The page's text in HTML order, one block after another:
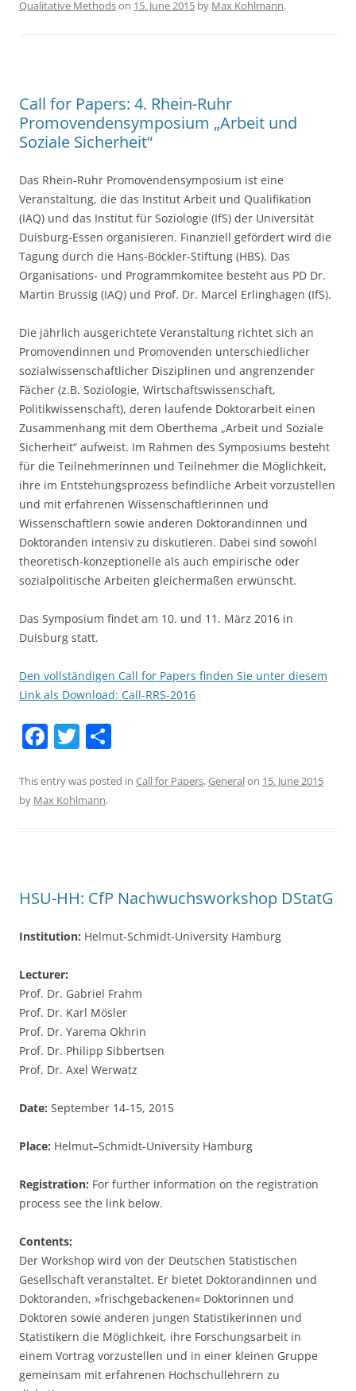
e
o
k
er e
Qualitative Methodson 15. June 2015 by Max Kohlmann.
Call for Papers: 4. Rhein-Ruhr
Promovendensymposium „Arbeit und
Soziale Sicherheit“
Das Rhein-Ruhr Promovendensymposium ist eine
Veranstaltung, die das Institut Arbeit und Qualifikation
(IAQ) und das Institut für Soziologie (IfS) der Universität
Duisburg-Essen organisieren. Finanziell gefördert wird die
Tagung durch die Hans-Böckler-Stiftung (HBS). Das
Organisations- und Programmkomitee besteht aus PD Dr.
Martin Brussig (IAQ) und Prof. Dr. Marcel Erlinghagen (IfS).
Die jährlich ausgerichtete Veranstaltung richtet sich an
Promovendinnen und Promovenden unterschiedlicher
sozialwissenschaftlicher Disziplinen und angrenzender
Fächer (z.B. Soziologie, Wirtschaftswissenschaft,
Politikwissenschaft), deren laufende Doktorarbeit einen
Zusammenhang mit dem Oberthema „Arbeit und Soziale
Sicherheit“ aufweist. Im Rahmen des Symposiums besteht
für die Teilnehmerinnen und Teilnehmer die Möglichkeit,
ihre im Entstehungsprozess befindliche Arbeit vorzustellen
und mit erfahrenen Wissenschaftlerinnen und
Wissenschaftlern sowie anderen Doktorandinnen und
Doktoranden intensiv zu diskutieren. Dabei sind sowohl
theoretisch-konzeptionelle als auch empirische oder
sozialpolitische Arbeiten gleichermaßen erwünscht.
Das Symposium findet am 10. und 11. März 2016 in
Duisburg statt.
Den vollständigen Call for Papers finden Sie unter diesem
Link als Download: Call-RRS-2016
F
c
e
o
k
T
itt
er
ar
This entry was posted in Call for Papers,Generalon 15. June 2015
by Max Kohlmann.
HSU-HH: CfP Nachwuchsworkshop DStatG
Institution: Helmut-Schmidt-University Hamburg
Lecturer:
Prof. Dr. Gabriel Frahm
Prof. Dr. Karl Mösler
Prof. Dr. Yarema Okhrin
Prof. Dr. Philipp Sibbertsen
Prof. Dr. Axel Werwatz
Date: September 14-15, 2015
Place: Helmut–Schmidt-University Hamburg
Registration: For further information on the registration
process see the link below.
Contents:
Der Workshop wird von der Deutschen Statistischen
Gesellschaft veranstaltet. Er bietet Doktorandinnen und
Doktoranden, »frischgebackenen« Doktorinnen und
Doktoren sowie anderen jungen Statistikerinnen und
Statistikern die Möglichkeit, ihre Forschungsarbeit in
einem Vortrag vorzustellen und in einer kleinen Gruppe
gemeinsam mit erfahrenen Hochschullehrern zu